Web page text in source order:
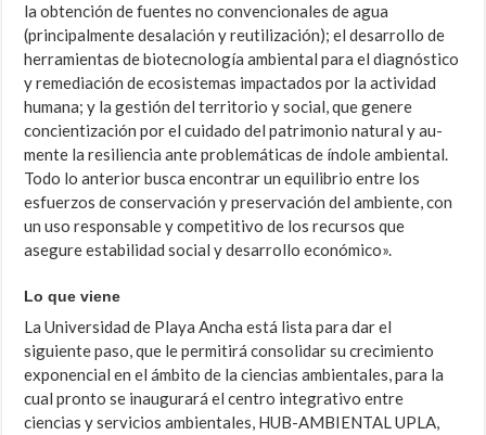
la obtención de fuentes no convencionales de agua
(principal­mente desalación y reutilización); el desarrollo de
herramientas de bio­tecnología ambiental para el diagnóstico
y remediación de ecosistemas impactados por la actividad
humana; y la gestión del territorio y social, que genere
concientización por el cuidado del patrimonio natural y au­
mente la resiliencia ante problemáticas de índole ambiental.
Todo lo an­terior busca encontrar un equilibrio entre los
esfuerzos de conservación y preservación del ambiente, con
un uso responsable y competitivo de los recursos que
asegure estabilidad social y desarrollo económico».
Lo que viene
La Universidad de Playa Ancha está lista para dar el
siguiente paso, que le permitirá consolidar su crecimiento
exponencial en el ámbito de la ciencias ambientales, para la
cual pronto se inaugurará el centro integrativo entre
ciencias y servicios ambientales, HUB-AMBIENTAL UPLA,